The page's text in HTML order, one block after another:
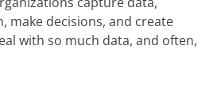
make decisions, and create
with so much data, and often,